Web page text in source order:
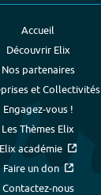
Accueil
Découvrir Elix
Nos partenaires
et Collectivités
Engagez-vous !
Les Thèmes Elix
Elix académie
Faire un don
Contactez-nous